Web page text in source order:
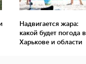
Надвигается жара:
какой будет погода в
Харькове и области